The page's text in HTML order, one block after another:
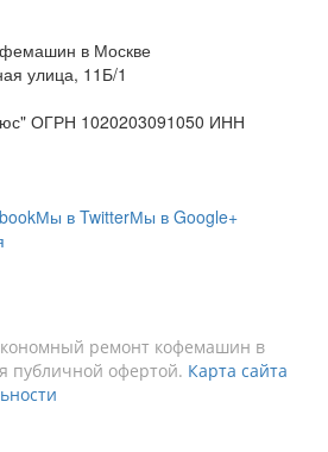
в Москве
улица, 11Б/1
ОГРН 1020203091050 ИНН
Мы в TwitterМы в Google+
ремонт кофемашин в
публичной офертой. Карта сайта